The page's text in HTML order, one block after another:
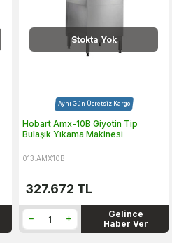
Stokta Yok
Aynı Gün Ücretsiz Kargo
Hobart Amx-10B Giyotin Tip
Bulaşık Yıkama Makinesi
013.AMX10B
327.672 TL
Gelince
Haber Ver